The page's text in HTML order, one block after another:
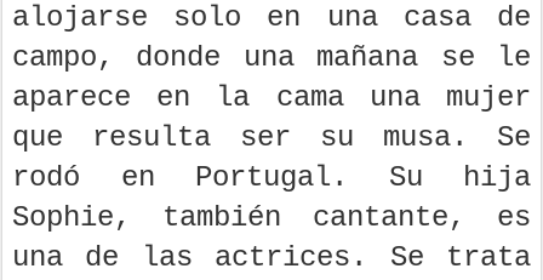
alojarse solo en una casa de
campo, donde una mañana se le
aparece en la cama una mujer
que resulta ser su musa. Se
rodó en Portugal. Su hija
Sophie, también cantante, es
una de las actrices. Se trata